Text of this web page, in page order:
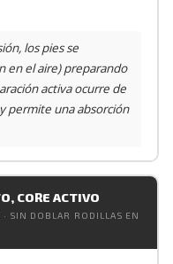
los pies se
en el aire) preparando
activa ocurre de
permite una absorción
CORE ACTIVO
· SIN DOBLAR RODILLAS EN